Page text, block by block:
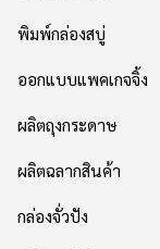
พิมพ์กล่องสบู่
ออกแบบแพคเกจจิ้ง
ผลิตถุงกระดาษ
ผลิตฉลากสินค้า
กล่องจั่วปัง